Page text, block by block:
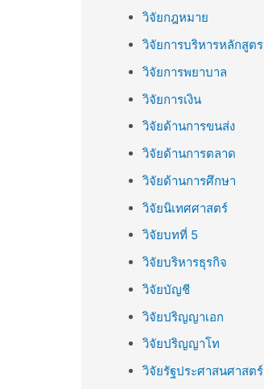
วิจัยกฎหมาย
วิจัยการบริหารหลักสูตร
วิจัยการพยาบาล
วิจัยการเงิน
วิจัยด้านการขนส่ง
วิจัยด้านการตลาด
วิจัยด้านการศึกษา
วิจัยนิเทศศาสตร์
วิจัยบทที่ 5
วิจัยบริหารธุรกิจ
วิจัยบัญชี
วิจัยปริญญาเอก
วิจัยปริญญาโท
วิจัยรัฐประศาสนศาสตร์